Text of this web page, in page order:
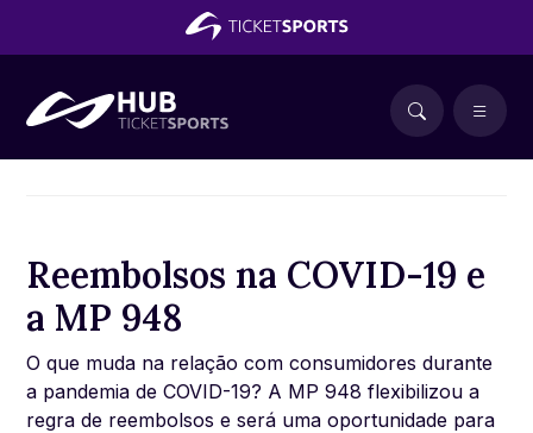
Reembolsos na COVID-19 e
a MP 948
O que muda na relação com consumidores durante
a pandemia de COVID-19? A MP 948 flexibilizou a
regra de reembolsos e será uma oportunidade para